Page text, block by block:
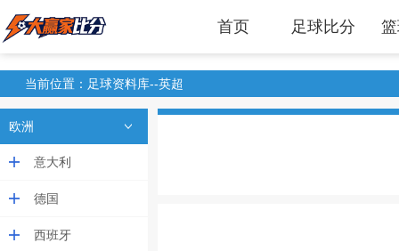
首页 足球比分
当前位置：足球资料库--英超
欧洲
意大利
德国
西班牙